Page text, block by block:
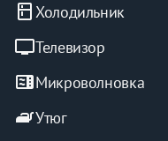
kitchen Холодильник
tvТелевизор
microwaveМикроволновка
ironУтюг